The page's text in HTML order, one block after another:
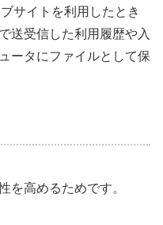
サイトを利用したとき
送受信した利用履歴や入
ータにファイルとして保
を高めるためです。